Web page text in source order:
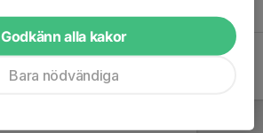
Godkänn alla kakor
Bara nödvändiga